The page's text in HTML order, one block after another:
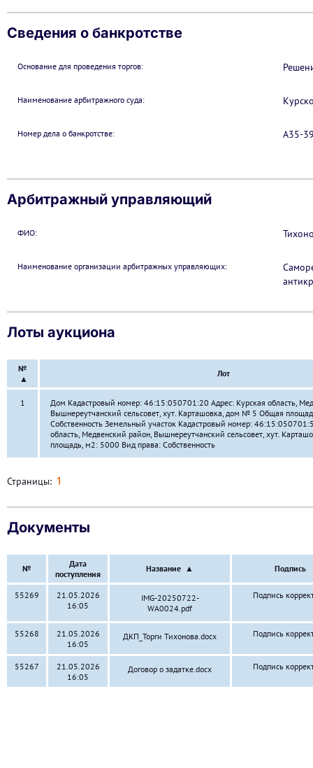
Сведения о банкротстве
Основание для проведения торгов:
Наименование арбитражного суда:
Номер дела о банкротстве: А35-
Арбитражный управляющий
ФИО:
Наименование организации арбитражных управляющих:
Лоты аукциона
№
▲
Лот
1
Дом Кадастровый номер: 46:15:050701:20 Адрес: Курская область,
Вышнереутчанский сельсовет, хут. Карташовка, дом № 5 Общая
Собственность Земельный участок Кадастровый номер:
область, Медвенский район, Вышнереутчанский сельсовет, хут.
площадь, м2: 5000 Вид права: Собственность
Страницы: 1
Документы
№
Дата
поступления
Название ▲ Подпись
55269
21.05.2026
16:05
IMG-20250722-
WA0024.pdf
Подпись
55268
21.05.2026
16:05
ДКП_Торги Тихонова.docx Подпись
55267
21.05.2026
16:05
Договор о задатке.docx Подпись